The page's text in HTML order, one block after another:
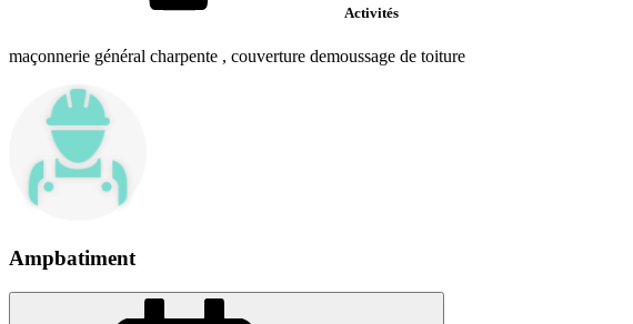
Activités
maçonnerie général charpente , couverture demoussage de toiture
Ampbatiment